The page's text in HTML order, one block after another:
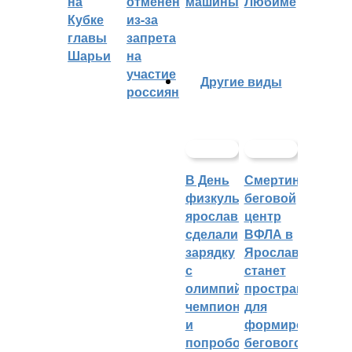
Кубке
главы
Шарьи
из-за
запрета
на
участие
россиян
Другие виды
В День
физкультурника
ярославцы
сделали
зарядку
с
олимпийским
чемпионом
и
попробовали
Смертин:
беговой
центр
ВФЛА в
Ярославле
станет
пространством
для
формирования
бегового